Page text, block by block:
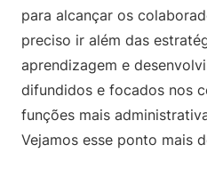
para alcançar os
preciso ir além das
aprendizagem e
difundidos e focados nos
funções mais
Vejamos esse ponto mais